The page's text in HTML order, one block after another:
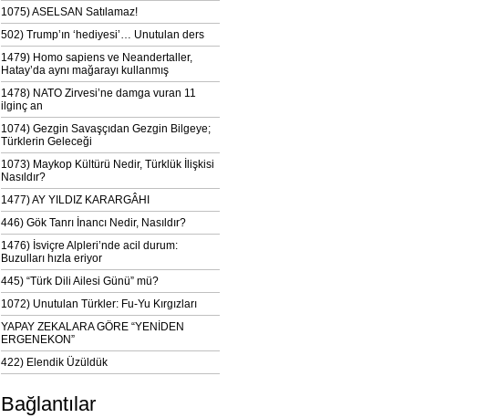
1075) ASELSAN Satılamaz!
502) Trump’ın ‘hediyesi’… Unutulan ders
1479) Homo sapiens ve Neandertaller,
Hatay’da aynı mağarayı kullanmış
1478) NATO Zirvesi’ne damga vuran 11
ilginç an
1074) Gezgin Savaşçıdan Gezgin Bilgeye;
Türklerin Geleceği
1073) Maykop Kültürü Nedir, Türklük İlişkisi
Nasıldır?
1477) AY YILDIZ KARARGÂHI
446) Gök Tanrı İnancı Nedir, Nasıldır?
1476) İsviçre Alpleri’nde acil durum:
Buzulları hızla eriyor
445) “Türk Dili Ailesi Günü” mü?
1072) Unutulan Türkler: Fu-Yu Kırgızları
YAPAY ZEKALARA GÖRE “YENİDEN
ERGENEKON”
422) Elendik Üzüldük
Bağlantılar